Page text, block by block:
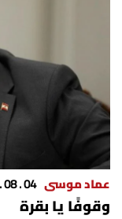
عماد موسى 04 . 08 . 2026
وقوفًا يا بقرة